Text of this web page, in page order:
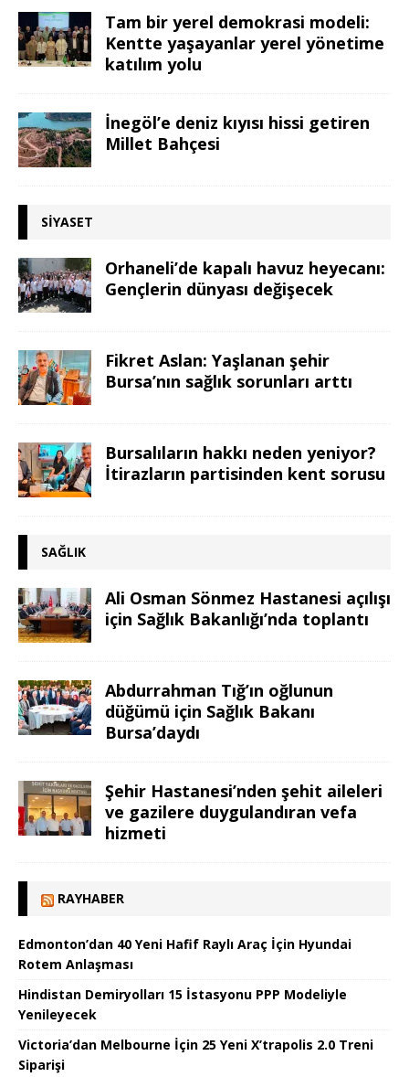
Tam bir yerel demokrasi modeli:
Kentte yaşayanlar yerel yönetime
katılım yolu
İnegöl’e deniz kıyısı hissi getiren
Millet Bahçesi
SIYASET
Orhaneli’de kapalı havuz heyecanı:
Gençlerin dünyası değişecek
Fikret Aslan: Yaşlanan şehir
Bursa’nın sağlık sorunları arttı
Bursalıların hakkı neden yeniyor?
İtirazların partisinden kent sorusu
SAĞLIK
Ali Osman Sönmez Hastanesi açılışı
için Sağlık Bakanlığı’nda toplantı
Abdurrahman Tığ’ın oğlunun
düğümü için Sağlık Bakanı
Bursa’daydı
Şehir Hastanesi’nden şehit aileleri
ve gazilere duygulandıran vefa
hizmeti
RAYHABER
Edmonton’dan 40 Yeni Hafif Raylı Araç İçin Hyundai
Rotem Anlaşması
Hindistan Demiryolları 15 İstasyonu PPP Modeliyle
Yenileyecek
Victoria’dan Melbourne İçin 25 Yeni X’trapolis 2.0 Treni
Siparişi